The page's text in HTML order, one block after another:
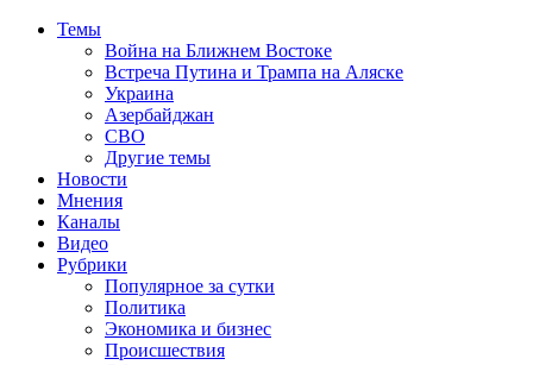
Темы
Война на Ближнем Востоке
Встреча Путина и Трампа на Аляске
Украина
Азербайджан
СВО
Другие темы
Новости
Мнения
Каналы
Видео
Рубрики
Популярное за сутки
Политика
Экономика и бизнес
Происшествия